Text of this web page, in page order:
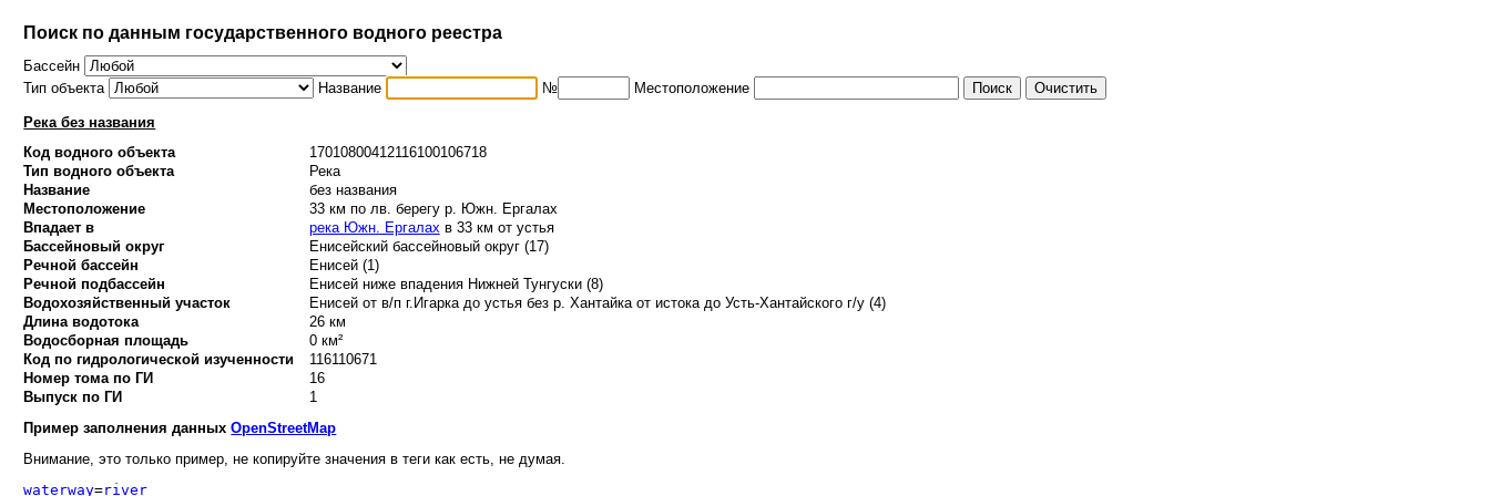
Поиск по данным государственного водного реестра
Бассейн
Тип объекта
Название № Местоположение
Река без названия
Код водного объекта
17010800412116100106718
Тип водного объекта
Река
Название
без названия
Местоположение
33 км по лв. берегу р. Южн. Ергалах
Впадает в
река Южн. Ергалахв 33 км от устья
Бассейновый округ
Енисейский бассейновый округ (17)
Речной бассейн
Енисей (1)
Речной подбассейн
Енисей ниже впадения Нижней Тунгуски (8)
Водохозяйственный участок
Енисей от в/п г.Игарка до устья без р. Хантайка от истока до Усть-Хантайского г/у (4)
Длина водотока
26 км
Водосборная площадь
0 км²
Код по гидрологической изученности
116110671
Номер тома по ГИ
16
Выпуск по ГИ
1
Пример заполнения данныхOpenStreetMap
Внимание, это только пример, не копируйте значения в теги как есть, не думая.
waterway=river